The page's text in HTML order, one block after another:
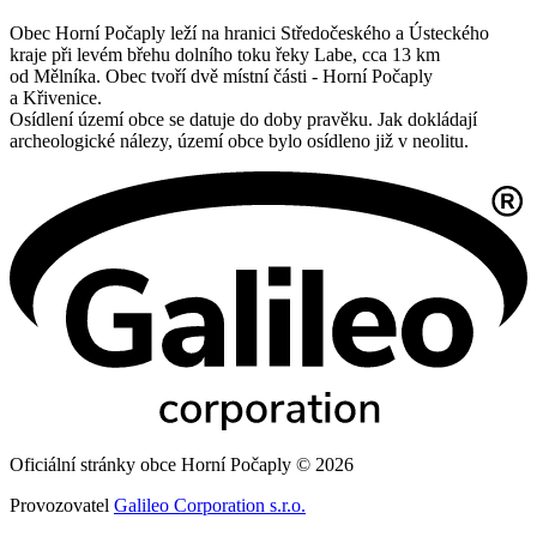
Obec Horní Počaply leží na hranici Středočeského a Ústeckého
kraje při levém břehu dolního toku řeky Labe, cca 13 km
od Mělníka. Obec tvoří dvě místní části - Horní Počaply
a Křivenice.
Osídlení území obce se datuje do doby pravěku. Jak dokládají
archeologické nálezy, území obce bylo osídleno již v neolitu.
Oficiální stránky obce Horní Počaply © 2026
Provozovatel Galileo Corporation s.r.o.